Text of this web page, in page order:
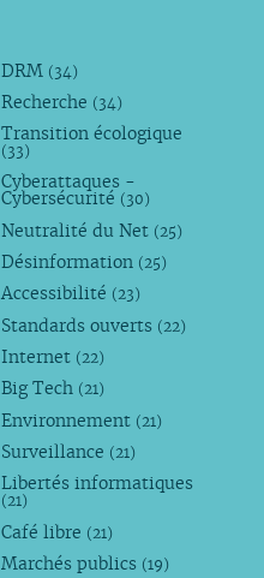
DRM (34)
Recherche (34)
Transition écologique
(33)
Cyberattaques -
Cybersécurité (30)
Neutralité du Net (25)
Désinformation (25)
Accessibilité (23)
Standards ouverts (22)
Internet (22)
Big Tech (21)
Environnement (21)
Surveillance (21)
Libertés informatiques
(21)
Café libre (21)
Marchés publics (19)